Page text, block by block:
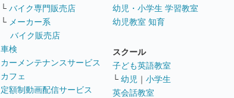
└ バイク専門販売店
└ メーカー系
バイク販売店
車検
カーメンテナンスサービス
カフェ
定額制動画配信サービス
幼児・小学生 学習教室
幼児教室 知育
スクール
子ども英語教室
└ 幼児 ｜ 小学生
英会話教室